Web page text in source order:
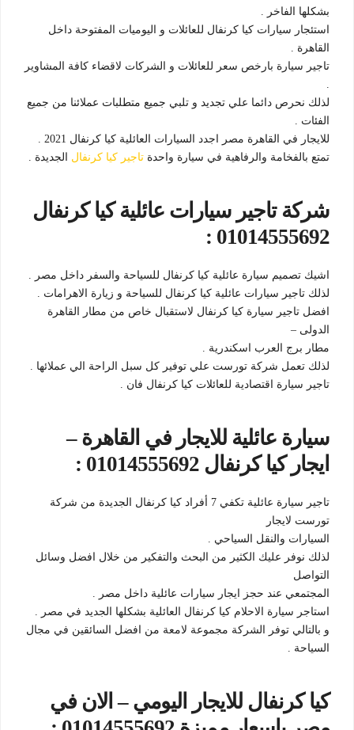
بشكلها الفاخر .
استئجار سيارات كيا كرنفال للعائلات و اليوميات المفتوحة داخل
القاهرة .
تاجير سيارة بارخص سعر للعائلات و الشركات لاقضاء كافة المشاوير
.
لذلك نحرص دائما علي تجديد و تلبي جميع متطلبات عملائنا من جميع
الفئات .
للايجار في القاهرة مصر اجدد السيارات العائلية كيا كرنفال 2021 .
تمتع بالفخامة والرفاهية في سيارة واحدة تاجير كيا كرنفال الجديدة .
شركة تاجير سيارات عائلية كيا كرنفال
01014555692 :
اشيك تصميم سيارة عائلية كيا كرنفال للسياحة والسفر داخل مصر .
لذلك تاجير سيارات عائلية كيا كرنفال للسياحة و زيارة الاهرامات .
افضل تاجير سيارة كيا كرنفال لاستقبال خاص من مطار القاهرة
الدولى –
مطار برج العرب اسكندرية .
لذلك تعمل شركة تورست علي توفير كل سبل الراحة الي عملائها .
تاجير سيارة اقتصادية للعائلات كيا كرنفال فان .
سيارة عائلية للايجار في القاهرة –
ايجار كيا كرنفال 01014555692 :
تاجير سيارة عائلية تكفي 7 أفراد كيا كرنفال الجديدة من شركة
تورست لايجار
السيارات والنقل السياحي .
لذلك نوفر عليك الكثير من البحث والتفكير من خلال افضل وسائل
التواصل
المجتمعي عند حجز ايجار سيارات عائلية داخل مصر .
استاجر سيارة الاحلام كيا كرنفال العائلية بشكلها الجديد في مصر .
و بالتالي توفر الشركة مجموعة لامعة من افضل السائقين في مجال
السياحة .
كيا كرنفال للايجار اليومي – الان في